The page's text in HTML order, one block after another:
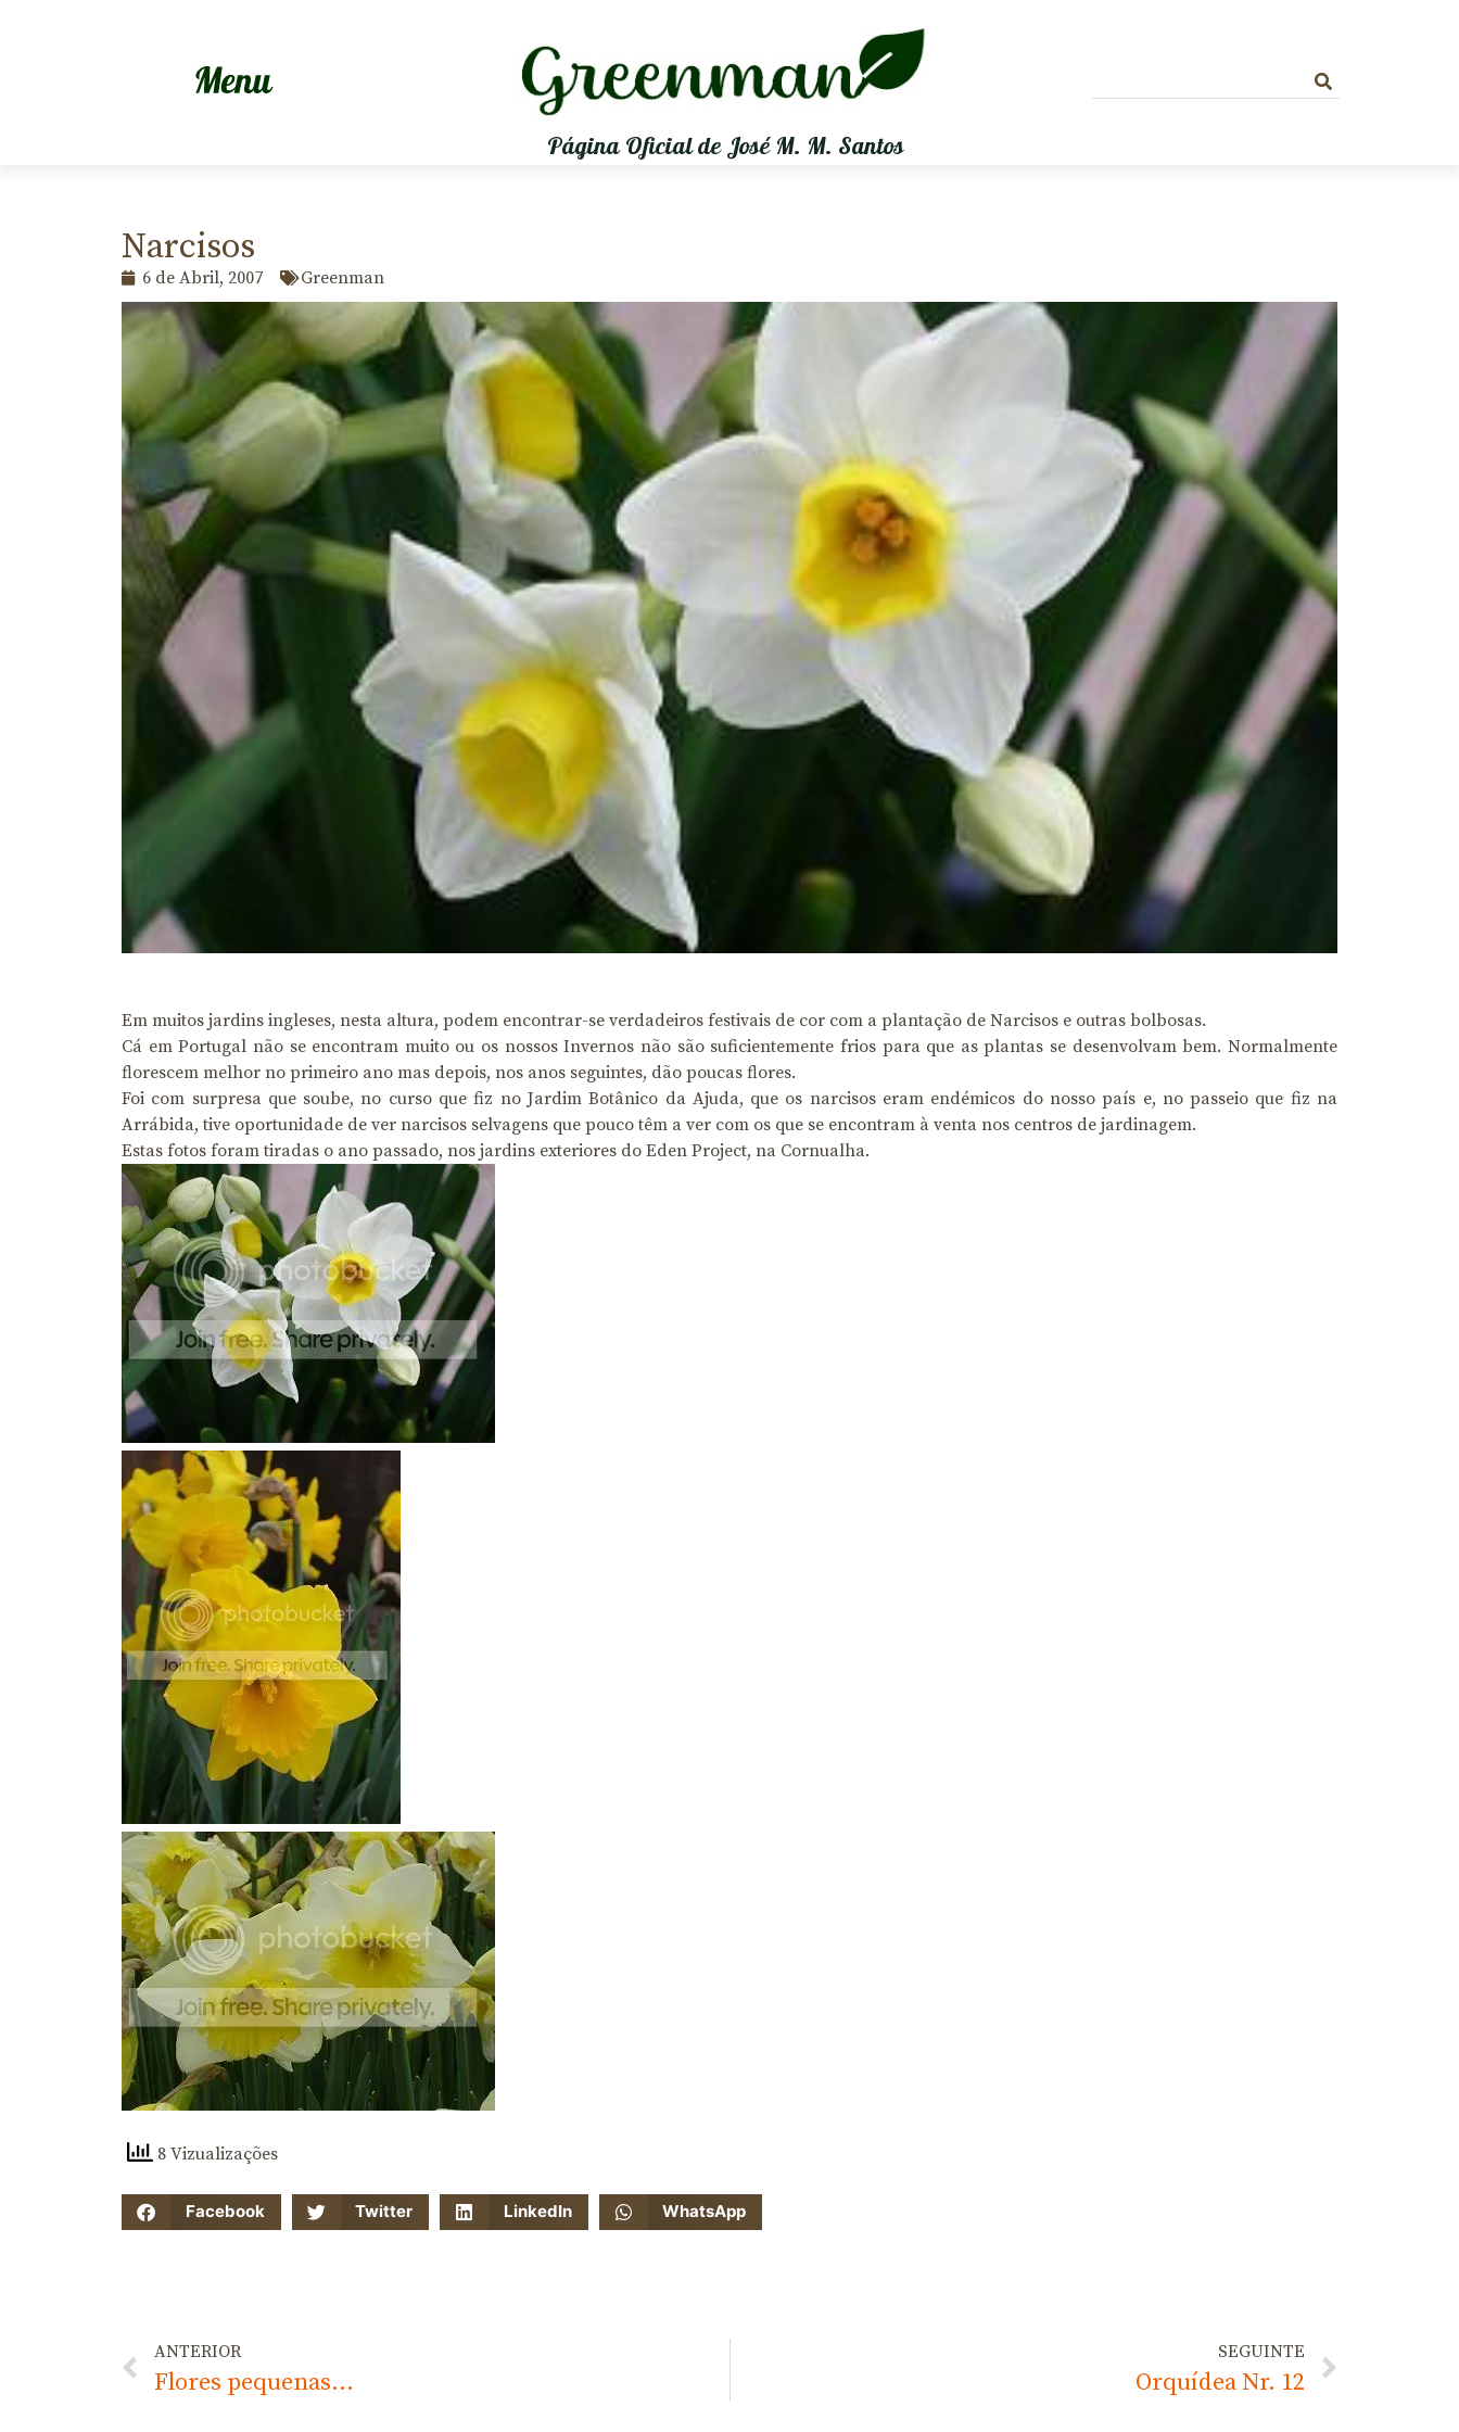
Página Oficial de José M. M. Santos
Narcisos
6 de Abril, 2007 Greenman
Em muitos jardins ingleses, nesta altura, podem encontrar-se verdadeiros festivais de cor com a plantação de Narcisos e outras bolbosas.
Cá em Portugal não se encontram muito ou os nossos Invernos não são suficientemente frios para que as plantas se desenvolvam bem. Normalmente
florescem melhor no primeiro ano mas depois, nos anos seguintes, dão poucas flores.
Foi com surpresa que soube, no curso que fiz no Jardim Botânico da Ajuda, que os narcisos eram endémicos do nosso país e, no passeio que fiz na
Arrábida, tive oportunidade de ver narcisos selvagens que pouco têm a ver com os que se encontram à venta nos centros de jardinagem.
Estas fotos foram tiradas o ano passado, nos jardins exteriores do Eden Project, na Cornualha.
8 Vizualizações
Facebook Twitter LinkedIn WhatsApp
ANTERIOR
Flores pequenas…
SEGUINTE
Orquídea Nr. 12